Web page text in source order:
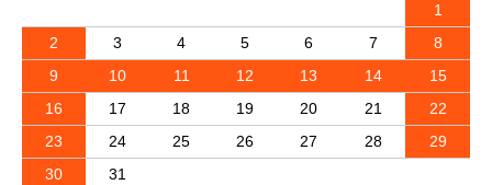
1
2
3 4 5 6 7
8
9
10 11 12 13 14
15
16
17 18 19 20 21
22
23
24 25 26 27 28
29
30
31